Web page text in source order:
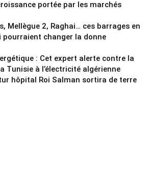
portée par les marchés
Mellègue 2, Raghai… ces barrages en
changer la donne
: Cet expert alerte contre la
Tunisie à l’électricité algérienne
hôpital Roi Salman sortira de terre